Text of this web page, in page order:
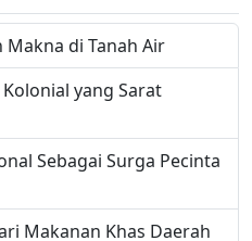
Makna di Tanah Air
yang Sarat
Sebagai Surga Pecinta
Makanan Khas Daerah